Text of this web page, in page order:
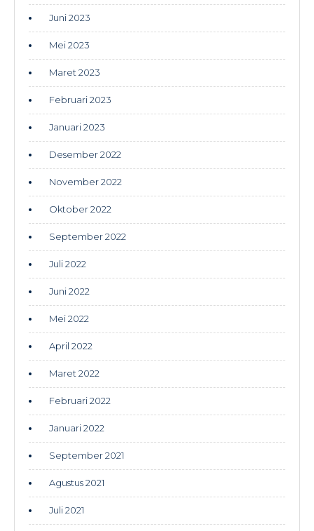
Juni 2023
Mei 2023
Maret 2023
Februari 2023
Januari 2023
Desember 2022
November 2022
Oktober 2022
September 2022
Juli 2022
Juni 2022
Mei 2022
April 2022
Maret 2022
Februari 2022
Januari 2022
September 2021
Agustus 2021
Juli 2021